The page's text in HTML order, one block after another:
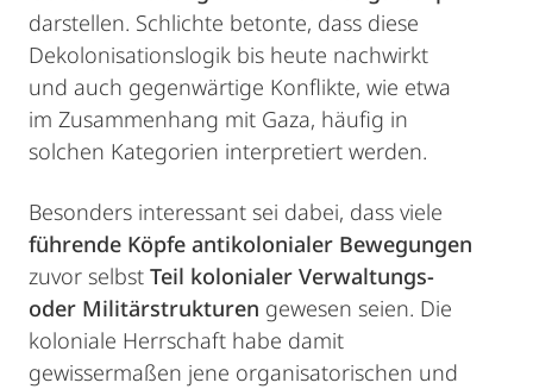
darstellen. Schlichte betonte, dass diese
Dekolonisationslogik bis heute nachwirkt
und auch gegenwärtige Konflikte, wie etwa
im Zusammenhang mit Gaza, häufig in
solchen Kategorien interpretiert werden.
Besonders interessant sei dabei, dass viele
führende Köpfe antikolonialer Bewegungen
zuvor selbst Teil kolonialer Verwaltungs-
oder Militärstrukturen gewesen seien. Die
koloniale Herrschaft habe damit
gewissermaßen jene organisatorischen und